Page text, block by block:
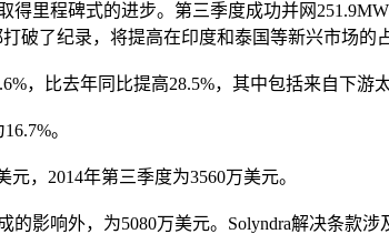
得里程碑式的进步。第三季度成功并网
破了纪录，将提高在印度和泰国等新兴市场
比去年同比提高28.5%，其中包括来自下游
。
，2014年第三季度为3560万美元。
响外，为5080万美元。Solyndra解决条款涉